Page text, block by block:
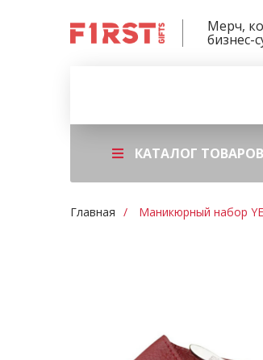
Мерч,
бизнес-
КАТАЛОГ ТОВАРОВ
Главная Маникюрный набор